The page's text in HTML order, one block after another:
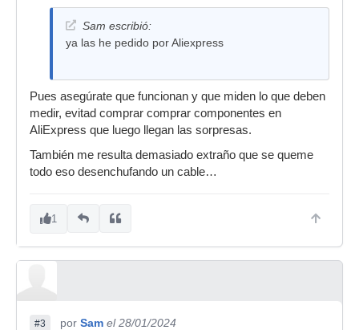
Sam escribió:
ya las he pedido por Aliexpress
Pues asegúrate que funcionan y que miden lo que deben
medir, evitad comprar comprar componentes en
AliExpress que luego llegan las sorpresas.
También me resulta demasiado extraño que se queme
todo eso desenchufando un cable…
1
#3 por Sam el 28/01/2024